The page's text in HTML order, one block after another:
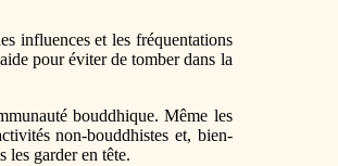
influences et les fréquentations
pour éviter de tomber dans la
bouddhique. Même les
non-bouddhistes et, bien-
les garder en tête.